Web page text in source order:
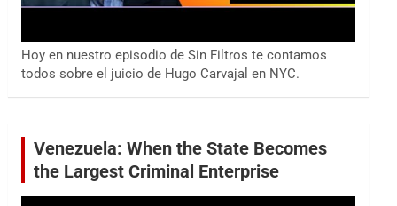
Hoy en nuestro episodio de Sin Filtros te contamos
todos sobre el juicio de Hugo Carvajal en NYC.
Venezuela: When the State Becomes
the Largest Criminal Enterprise